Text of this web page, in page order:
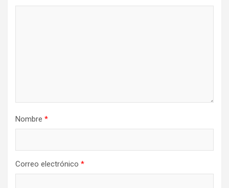
Nombre *
Correo electrónico *